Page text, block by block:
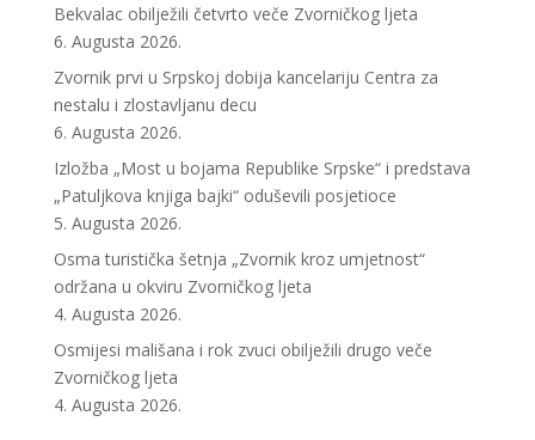
Bekvalac obilježili četvrto veče Zvorničkog ljeta
6. Augusta 2026.
Zvornik prvi u Srpskoj dobija kancelariju Centra za
nestalu i zlostavljanu decu
6. Augusta 2026.
Izložba „Most u bojama Republike Srpske“ i predstava
„Patuljkova knjiga bajki“ oduševili posjetioce
5. Augusta 2026.
Osma turistička šetnja „Zvornik kroz umjetnost“
održana u okviru Zvorničkog ljeta
4. Augusta 2026.
Osmijesi mališana i rok zvuci obilježili drugo veče
Zvorničkog ljeta
4. Augusta 2026.